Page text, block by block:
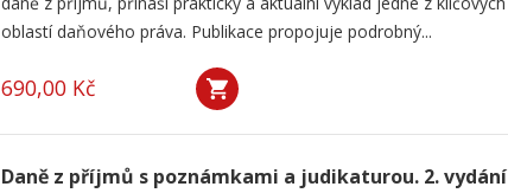
oblastí daňového práva. Publikace propojuje podrobný...
690,00 Kč
Daně z příjmů s poznámkami a judikaturou. 2. vydání